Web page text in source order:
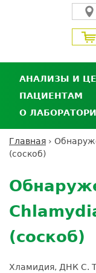
АНАЛИЗЫ И
Анализы и
Где сдать
Выезд на
ПАЦИЕНТАМ
Личный
ДМС
Усиление
О
Контроль
Документы
Вы
Главная ›
(соскоб)
to
top
(соскоб)
Хламидия, ДНК С.